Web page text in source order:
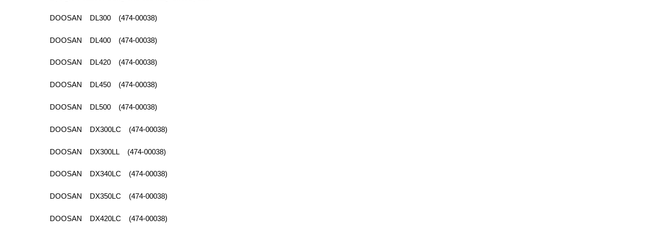
DOOSAN DL300 (474-00038)
DOOSAN DL400 (474-00038)
DOOSAN DL420 (474-00038)
DOOSAN DL450 (474-00038)
DOOSAN DL500 (474-00038)
DOOSAN DX300LC (474-00038)
DOOSAN DX300LL (474-00038)
DOOSAN DX340LC (474-00038)
DOOSAN DX350LC (474-00038)
DOOSAN DX420LC (474-00038)